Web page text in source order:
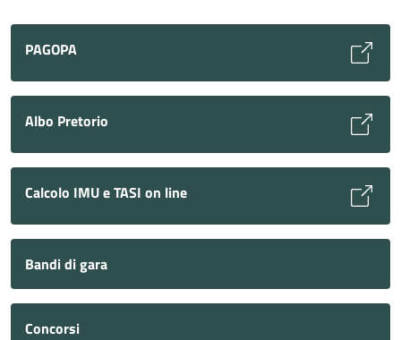
PAGOPA
Albo Pretorio
Calcolo IMU e TASI on line
Bandi di gara
Concorsi